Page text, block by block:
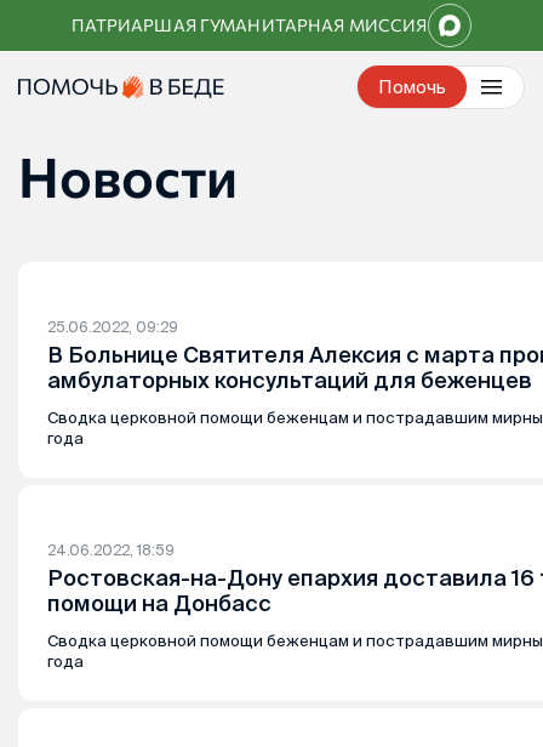
Перейти
к
контенту
ПАТРИАРШАЯ ГУМАНИТАРНАЯ МИССИЯ
Помочь
Новости
25.06.2022, 09:29
В Больнице Святителя Алексия с марта
амбулаторных консультаций для беженцев
Сводка церковной помощи беженцам и пострадавшим
года
24.06.2022, 18:59
Ростовская-на-Дону епархия доставила 16
помощи на Донбасс
Сводка церковной помощи беженцам и пострадавшим
года